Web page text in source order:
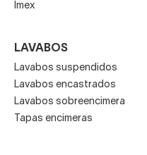
Imex
LAVABOS
Lavabos suspendidos
Lavabos encastrados
Lavabos sobreencimera
Tapas encimeras